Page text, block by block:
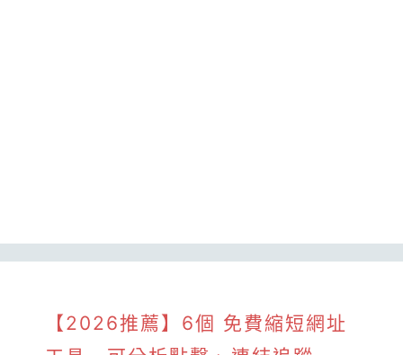
【2026推薦】6個 免費縮短網址